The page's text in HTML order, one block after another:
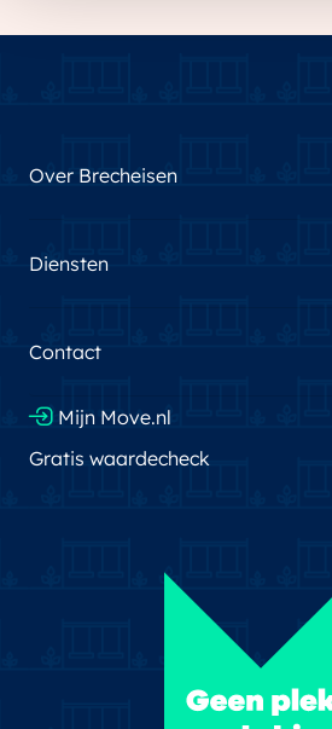
Over Brecheisen
Diensten
Contact
Mijn Move.nl
Gratis waardecheck